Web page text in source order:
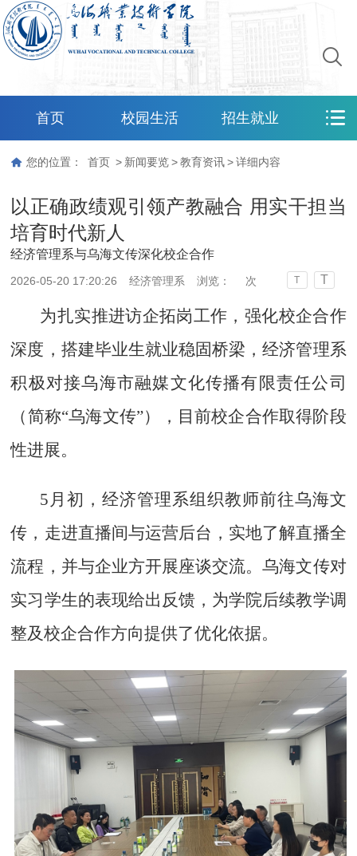
首页 校园生活 招生就业
您的位置： 首页 > 新闻要览 > 教育资讯 > 详细内容
以正确政绩观引领产教融合 用实干担当
培育时代新人
经济管理系与乌海文传深化校企合作
2026-05-20 17:20:26 经济管理系 浏览： 次 T T
为扎实推进访企拓岗工作， 强化校企合作
深度， 搭建毕业生就业稳固桥梁，经济管理系
积极对接乌海市融媒文化传播有限责任公司
（简称“乌海文传”）
，目前校企合作取得阶段
性进展。
5月初，经济管理系组织教师前往乌海文
传，走进直播间与运营后台，实地了解直播全
流程，并与企业方开展座谈交流。乌海文传对
实习学生的表现给出反馈，为学院后续教学调
整及校企合作方向提供了优化依据。